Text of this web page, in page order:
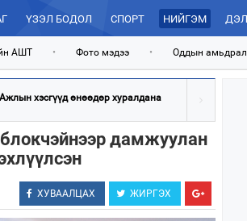
ҮЗЭЛ БОДОЛ СПОРТ НИЙГЭМ
АШТ • Фото мэдээ • Оддын амьдрал
Ажлын хэсгүүд өнөөдөр хуралдана
дамжуулан
ХУВААЛЦАХ ЖИРГЭХ